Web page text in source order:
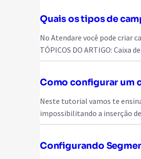
Quais os tipos de
No Atendare você pode criar
TÓPICOS DO ARTIGO:
Como configurar um
Neste tutorial vamos te
impossibilitando a inserção
Configurando